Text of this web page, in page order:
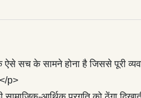
कि एक
यहाँ एक सुलगती
सच के सामने होना है जिससे पूरी
p>